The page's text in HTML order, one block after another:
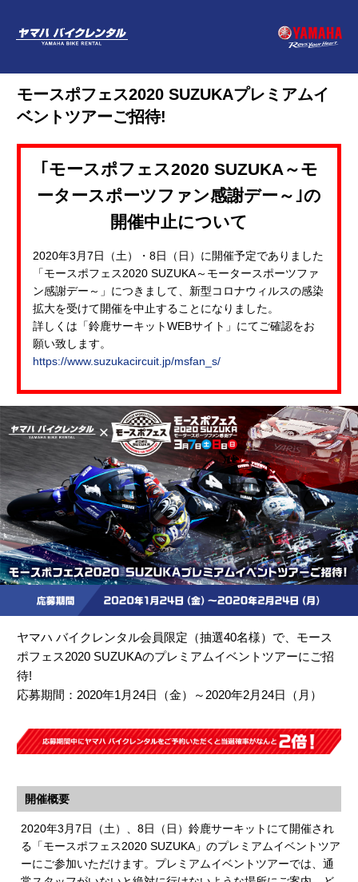
モースポフェス2020 SUZUKAプレミアムイ
ベントツアーご招待!
｢モースポフェス2020 SUZUKA～モ
ータースポーツファン感謝デー～｣の
開催中止について
2020年3月7日（土）・8日（日）に開催予定でありました
「モースポフェス2020 SUZUKA～モータースポーツファ
ン感謝デー～」につきまして、新型コロナウィルスの感染
拡大を受けて開催を中止することになりました。
詳しくは「鈴鹿サーキットWEBサイト」にてご確認をお
願い致します。
https://www.suzukacircuit.jp/msfan_s/
ヤマハ バイクレンタル会員限定（抽選40名様）で、モース
ポフェス2020 SUZUKAのプレミアムイベントツアーにご招
待!
応募期間：2020年1月24日（金）～2020年2月24日（月）
開催概要
2020年3月7日（土）、8日（日）鈴鹿サーキットにて開催され
る「モースポフェス2020 SUZUKA」のプレミアムイベントツア
ーにご参加いただけます。プレミアムイベントツアーでは、通